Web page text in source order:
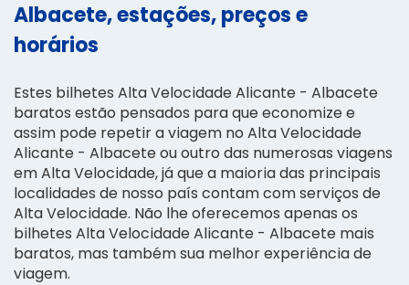
Albacete, estações, preços e
horários
Estes bilhetes Alta Velocidade Alicante - Albacete
baratos estão pensados para que economize e
assim pode repetir a viagem no Alta Velocidade
Alicante - Albacete ou outro das numerosas viagens
em Alta Velocidade, já que a maioria das principais
localidades de nosso país contam com serviços de
Alta Velocidade. Não lhe oferecemos apenas os
bilhetes Alta Velocidade Alicante - Albacete mais
baratos, mas também sua melhor experiência de
viagem.